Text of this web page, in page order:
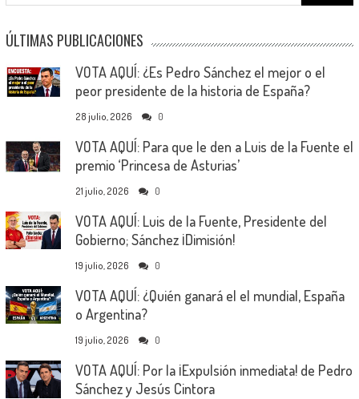
ÚLTIMAS PUBLICACIONES
VOTA AQUÍ: ¿Es Pedro Sánchez el mejor o el
peor presidente de la historia de España?
28 julio, 2026 0
VOTA AQUÍ: Para que le den a Luis de la Fuente el
premio ‘Princesa de Asturias’
21 julio, 2026 0
VOTA AQUÍ: Luis de la Fuente, Presidente del
Gobierno; Sánchez ¡Dimisión!
19 julio, 2026 0
VOTA AQUÍ: ¿Quién ganará el el mundial, España
o Argentina?
19 julio, 2026 0
VOTA AQUÍ: Por la ¡Expulsión inmediata! de Pedro
Sánchez y Jesús Cintora